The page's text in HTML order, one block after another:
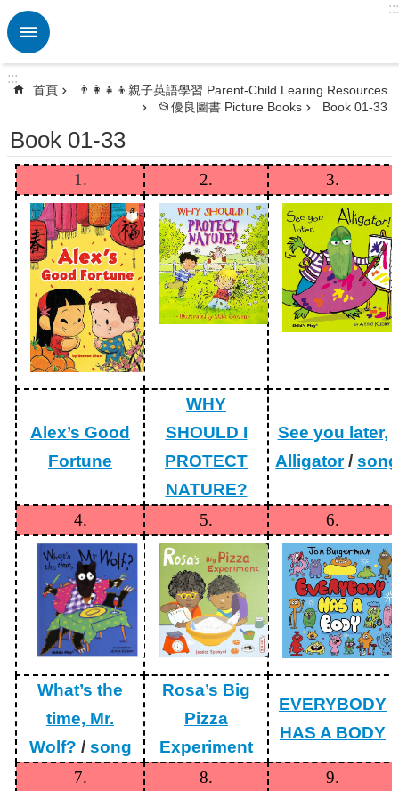
跳到主要內容區塊
進
階
尋
門
關
鍵
字
🏫
英
資
ETRC
🎯
英
English
英
Cool
🧑‍🏫
教
:::
:::
首頁
👨‍👩‍👧‍👦親子英語學習 Parent-Child Learing Resources
📂優良圖書 Picture Books
Book 01-33
Book 01-33
1. 2. 3.
Alex’s Good
Fortune
WHY
SHOULD I
PROTECT
NATURE?
See you later,
Alligator/song
4. 5. 6.
What’s the
time, Mr.
Wolf? / song
Rosa’s Big
Pizza
Experiment
EVERYBODY
HAS A BODY
7. 8. 9.